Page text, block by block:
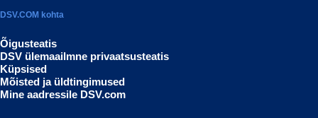
DSV.COM kohta
Õigusteatis
DSV ülemaailmne privaatsusteatis
Küpsised
Mõisted ja üldtingimused
Mine aadressile DSV.com